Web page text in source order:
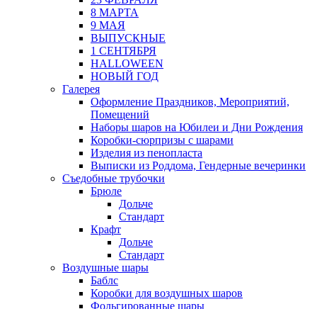
8 МАРТА
9 МАЯ
ВЫПУСКНЫЕ
1 СЕНТЯБРЯ
HALLOWEEN
НОВЫЙ ГОД
Галерея
Оформление Праздников, Мероприятий,
Помещений
Наборы шаров на Юбилеи и Дни Рождения
Коробки-сюрпризы с шарами
Изделия из пенопласта
Выписки из Роддома, Гендерные вечеринки
Съедобные трубочки
Брюле
Дольче
Стандарт
Крафт
Дольче
Стандарт
Воздушные шары
Баблс
Коробки для воздушных шаров
Фольгированные шары